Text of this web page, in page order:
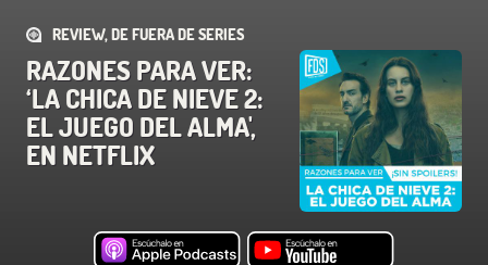
REVIEW, DE FUERA DE SERIES
RAZONES PARA VER:
‘LA CHICA DE NIEVE 2:
EL JUEGO DEL ALMA',
EN NETFLIX